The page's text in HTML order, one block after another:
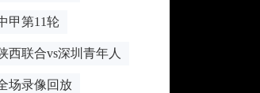
甲第11轮
西联合vs深圳青年人
场录像回放